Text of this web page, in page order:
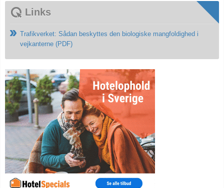
Links
Trafikverket: Sådan beskyttes den biologiske mangfoldighed i
vejkanterne (PDF)